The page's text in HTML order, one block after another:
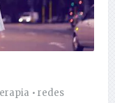
• redes